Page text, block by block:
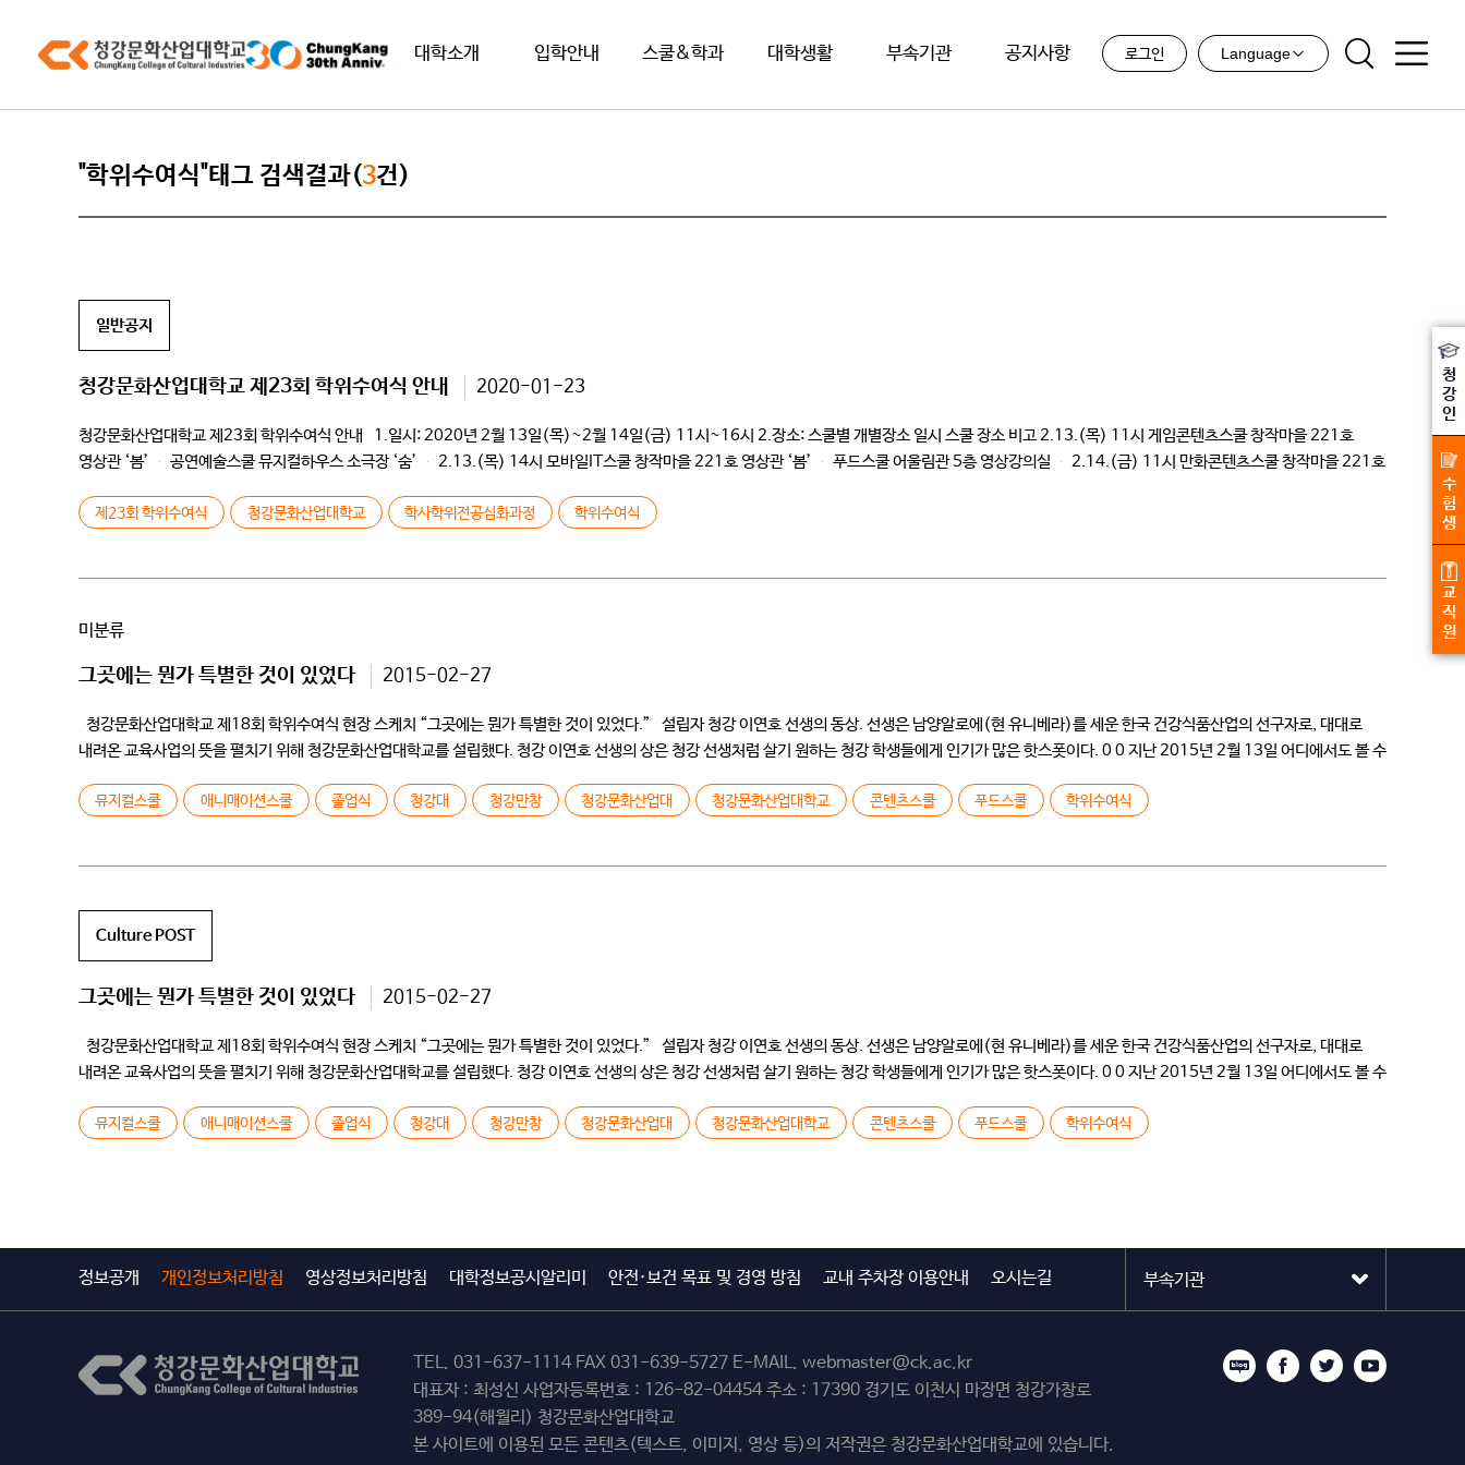
대학소개 입학안내 스쿨&학과 대학생활 부속기관 공지사항 로그인 Language
"학위수여식"태그 검색결과(3건)
일반공지
청강문화산업대학교 제23회 학위수여식 안내 2020-01-23
청강문화산업대학교 제23회 학위수여식 안내 1.일시: 2020년 2월 13일(목)~2월 14일(금) 11시~16시 2.장소: 스쿨별 개별장소 일시 스쿨 장소 비고 2.13.(목) 11시 게임콘텐츠스쿨 창작마을 221호
영상관 ‘봄’ 공연예술스쿨 뮤지컬하우스 소극장 ‘숨’ 2.13.(목) 14시 모바일IT스쿨 창작마을 221호 영상관 ‘봄’ 푸드스쿨 어울림관 5층 영상강의실 2.14.(금) 11시 만화콘텐츠스쿨 창작마을 221호
제23회 학위수여식 청강문화산업대학교 학사학위전공심화과정 학위수여식
미분류
그곳에는 뭔가 특별한 것이 있었다 2015-02-27
청강문화산업대학교 제18회 학위수여식 현장 스케치 “그곳에는 뭔가 특별한 것이 있었다.” 설립자 청강 이연호 선생의 동상. 선생은 남양알로에(현 유니베라)를 세운 한국 건강식품산업의 선구자로, 대대로
내려온 교육사업의 뜻을 펼치기 위해 청강문화산업대학교를 설립했다. 청강 이연호 선생의 상은 청강 선생처럼 살기 원하는 청강 학생들에게 인기가 많은 핫스폿이다. 0 0 지난 2015년 2월 13일 어디에서도 볼 수
뮤지컬스쿨 애니매이션스쿨 졸업식 청강대 청강만창 청강문화산업대 청강문화산업대학교 콘텐츠스쿨 푸드스쿨 학위수여식
Culture POST
그곳에는 뭔가 특별한 것이 있었다 2015-02-27
청강문화산업대학교 제18회 학위수여식 현장 스케치 “그곳에는 뭔가 특별한 것이 있었다.” 설립자 청강 이연호 선생의 동상. 선생은 남양알로에(현 유니베라)를 세운 한국 건강식품산업의 선구자로, 대대로
내려온 교육사업의 뜻을 펼치기 위해 청강문화산업대학교를 설립했다. 청강 이연호 선생의 상은 청강 선생처럼 살기 원하는 청강 학생들에게 인기가 많은 핫스폿이다. 0 0 지난 2015년 2월 13일 어디에서도 볼 수
뮤지컬스쿨 애니매이션스쿨 졸업식 청강대 청강만창 청강문화산업대 청강문화산업대학교 콘텐츠스쿨 푸드스쿨 학위수여식
정보공개 개인정보처리방침 영상정보처리방침 대학정보공시알리미 안전·보건 목표 및 경영 방침 교내 주차장 이용안내 오시는길
TEL. 031-637-1114 FAX 031-639-5727 E-MAIL. webmaster@ck.ac.kr
대표자 : 최성신 사업자등록번호 : 126-82-04454 주소 : 17390 경기도 이천시 마장면 청강가창로
389-94(해월리) 청강문화산업대학교
본 사이트에 이용된 모든 콘텐츠(텍스트, 이미지, 영상 등)의 저작권은 청강문화산업대학교에 있습니다.
청
강
인
수
험
생
교
직
원